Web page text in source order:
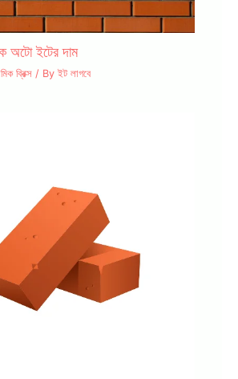
অটো ইটের দাম
ব্রিক্স / Byইট লাগবে